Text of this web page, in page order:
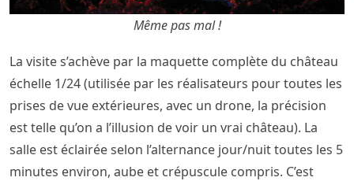
Même pas mal !
La visite s’achève par la maquette complète du château
échelle 1/24 (utilisée par les réalisateurs pour toutes les
prises de vue extérieures, avec un drone, la précision
est telle qu’on a l’illusion de voir un vrai château). La
salle est éclairée selon l’alternance jour/nuit toutes les 5
minutes environ, aube et crépuscule compris. C’est